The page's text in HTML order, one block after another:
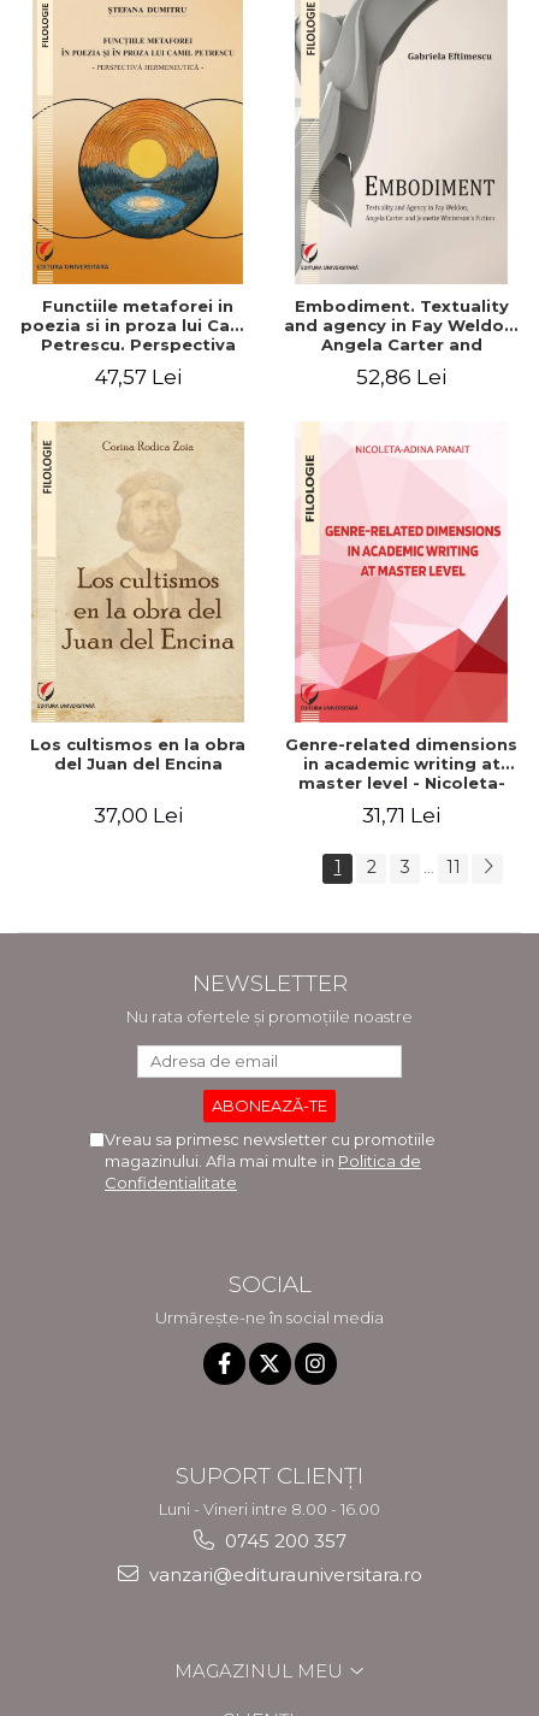
Functiile metaforei in
poezia si in proza lui Camil
Petrescu. Perspectiva
47,57 Lei
Embodiment. Textuality
and agency in Fay Weldon,
Angela Carter and
fiction
52,86 Lei
Los cultismos en la obra
del Juan del Encina
37,00 Lei
Genre-related dimensions
in academic writing at
master level - Nicoleta-
31,71 Lei
1 2 3 ... 11
NEWSLETTER
Nu rata ofertele și promoțiile noastre
Vreau sa primesc newsletter cu promotiile
magazinului. Afla mai multe in Politica de
Confidentialitate
SOCIAL
Urmărește-ne în social media
SUPORT CLIENȚI
Luni - Vineri intre 8.00 - 16.00
0745 200 357
vanzari@editurauniversitara.ro
MAGAZINUL MEU